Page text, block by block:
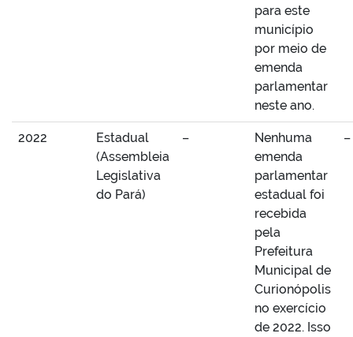
para este
município
por meio de
emenda
parlamentar
neste ano.
2022
Estadual
(Assembleia
Legislativa
do Pará)
–
Nenhuma
emenda
parlamentar
estadual foi
recebida
pela
Prefeitura
Municipal de
Curionópolis
no exercício
de 2022. Isso
–